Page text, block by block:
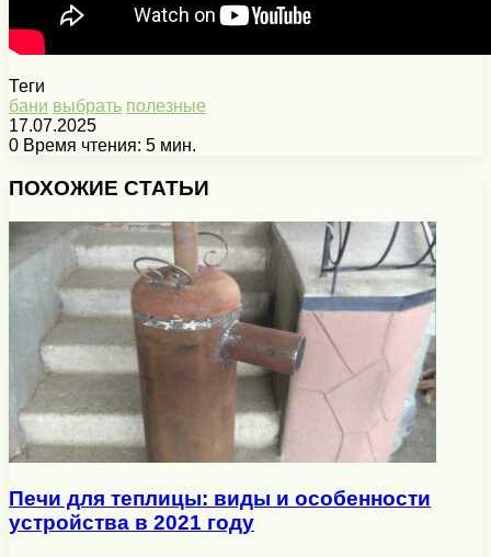
Теги
бани выбрать полезные
17.07.2025
0 Время чтения: 5 мин.
ПОХОЖИЕ СТАТЬИ
Печи для теплицы: виды и особенности
устройства в 2021 году